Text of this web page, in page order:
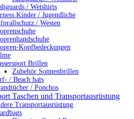
/ Wetshirts
Kinder / Jugendliche
/ Westen
Kopfbedeckungen
Brillen
Zubehör Sonnenbrillen
/ Beach hats
/ Ponchos
Taschen und Transportausrüstung
Transportausrüstung